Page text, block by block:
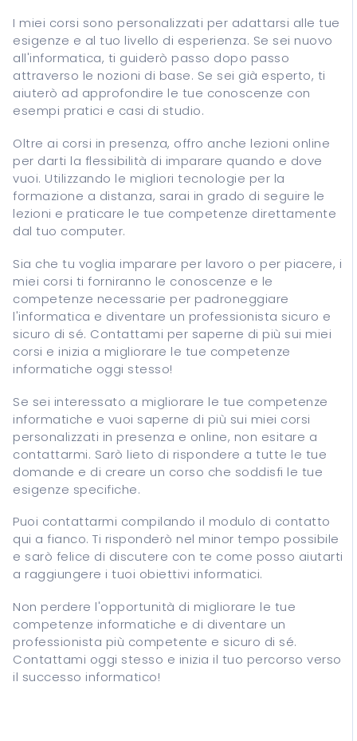
I miei corsi sono personalizzati per adattarsi alle tue
esigenze e al tuo livello di esperienza. Se sei nuovo
all'informatica, ti guiderò passo dopo passo
attraverso le nozioni di base. Se sei già esperto, ti
aiuterò ad approfondire le tue conoscenze con
esempi pratici e casi di studio.
Oltre ai corsi in presenza, offro anche lezioni online
per darti la flessibilità di imparare quando e dove
vuoi. Utilizzando le migliori tecnologie per la
formazione a distanza, sarai in grado di seguire le
lezioni e praticare le tue competenze direttamente
dal tuo computer.
Sia che tu voglia imparare per lavoro o per piacere, i
miei corsi ti forniranno le conoscenze e le
competenze necessarie per padroneggiare
l'informatica e diventare un professionista sicuro e
sicuro di sé. Contattami per saperne di più sui miei
corsi e inizia a migliorare le tue competenze
informatiche oggi stesso!
Se sei interessato a migliorare le tue competenze
informatiche e vuoi saperne di più sui miei corsi
personalizzati in presenza e online, non esitare a
contattarmi. Sarò lieto di rispondere a tutte le tue
domande e di creare un corso che soddisfi le tue
esigenze specifiche.
Puoi contattarmi compilando il modulo di contatto
qui a fianco. Ti risponderò nel minor tempo possibile
e sarò felice di discutere con te come posso aiutarti
a raggiungere i tuoi obiettivi informatici.
Non perdere l'opportunità di migliorare le tue
competenze informatiche e di diventare un
professionista più competente e sicuro di sé.
Contattami oggi stesso e inizia il tuo percorso verso
il successo informatico!